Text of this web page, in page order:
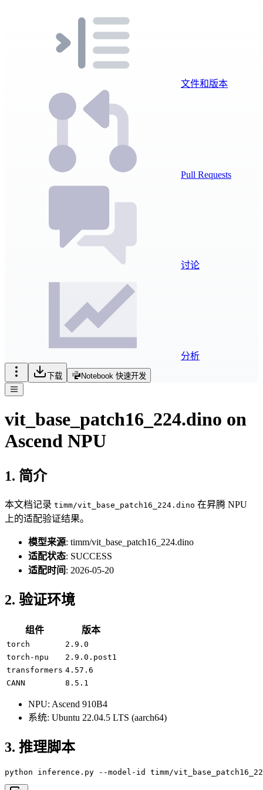
文件和版本
Pull Requests
讨论
分析
下载 Notebook 快速开发
vit_base_patch16_224.dino on
Ascend NPU
1. 简介
本文档记录 timm/vit_base_patch16_224.dino 在昇腾 NPU
上的适配验证结果。
模型来源: timm/vit_base_patch16_224.dino
适配状态: SUCCESS
适配时间 : 2026-05-20
2. 验证环境
组件 版本
torch
2.9.0
torch-npu
2.9.0.post1
transformers 4.57.6
CANN
8.5.1
NPU: Ascend 910B4
系统: Ubuntu 22.04.5 LTS (aarch64)
3. 推理脚本
python inference.py --model-id timm/